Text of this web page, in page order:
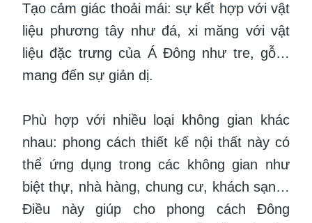
Tạo cảm giác thoải mái: sự kết hợp với vật
liệu phương tây như đá, xi măng với vật
liệu đặc trưng của Á Đông như tre, gỗ…
mang đến sự giản dị.
Phù hợp với nhiều loại không gian khác
nhau: phong cách thiết kế nội thất này có
thể ứng dụng trong các không gian như
biệt thự, nhà hàng, chung cư, khách sạn…
Điều này giúp cho phong cách Đông